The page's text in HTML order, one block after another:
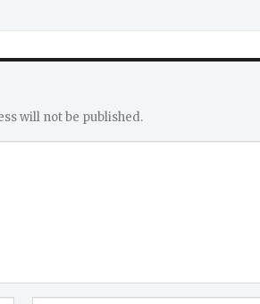
will not be published.